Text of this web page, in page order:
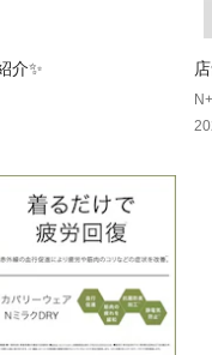
介✨
N+